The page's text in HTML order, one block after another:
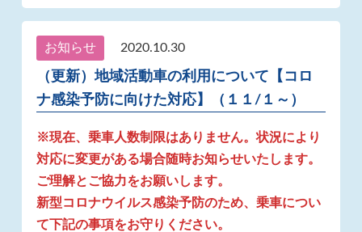
お知らせ 2020.10.30
（更新）地域活動車の利用について【コロ
ナ感染予防に向けた対応】（１１/１～）
※現在、乗車人数制限はありません。状況により
対応に変更がある場合随時お知らせいたします。
ご理解とご協力をお願いします。
新型コロナウイルス感染予防のため、乗車につい
て下記の事項をお守りください。